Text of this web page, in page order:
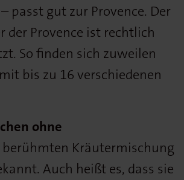
passt gut zur Provence. Der
der Provence ist rechtlich
So finden sich zuweilen
bis zu 16 verschiedenen
ohne
berühmten Kräutermischung
Auch heißt es, dass sie